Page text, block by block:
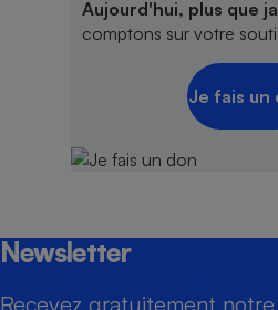
Aujourd'hui, plus que
comptons sur votre
Je fais un
Newsletter
Recevez gratuitement